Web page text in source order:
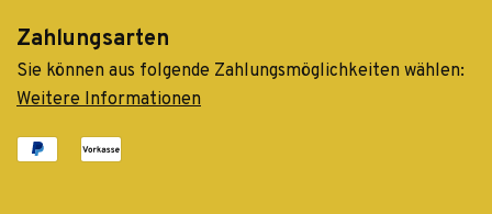
Zahlungsarten
Sie können aus folgende Zahlungsmöglichkeiten wählen:
Weitere Informationen